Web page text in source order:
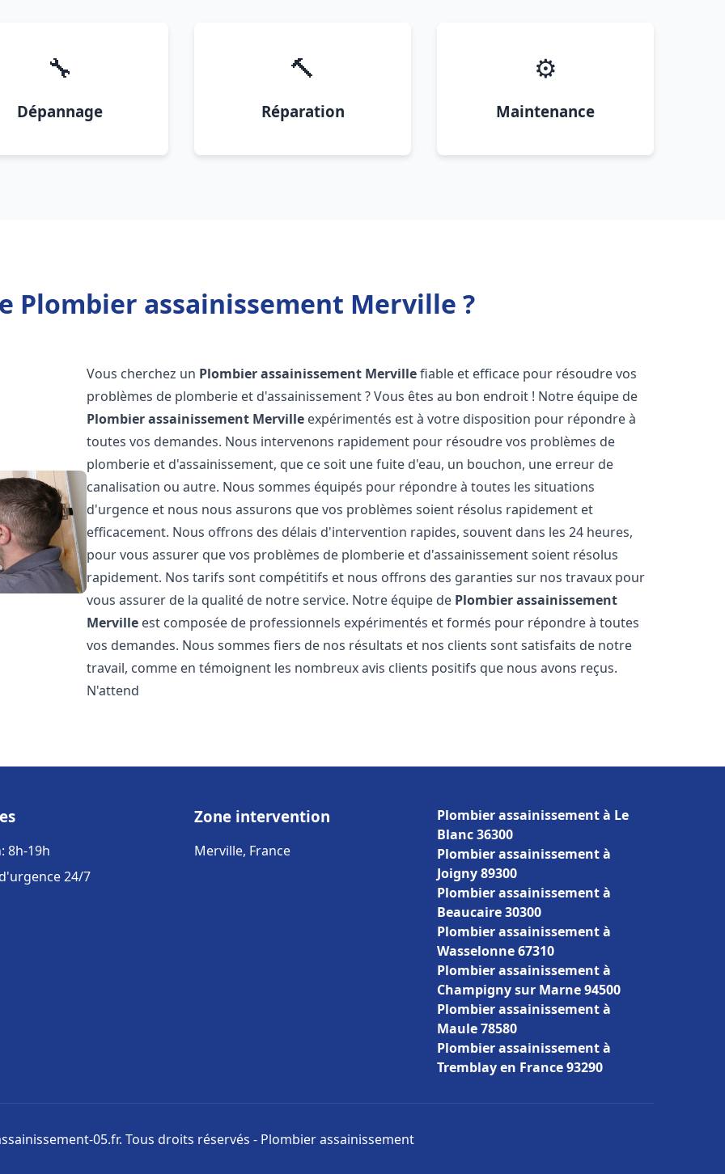
🔧
Dépannage
🔨
Réparation
⚙️
Maintenance
Plombier assainissement Merville ?
Vous cherchez un Plombier assainissement Mervillefiable et efficace pour résoudre vos
problèmes de plomberie et d'assainissement ? Vous êtes au bon endroit ! Notre équipe de
Plombier assainissement Merville expérimentés est à votre disposition pour répondre à
toutes vos demandes. Nous intervenons rapidement pour résoudre vos problèmes de
plomberie et d'assainissement, que ce soit une fuite d'eau, un bouchon, une erreur de
canalisation ou autre. Nous sommes équipés pour répondre à toutes les situations
d'urgence et nous nous assurons que vos problèmes soient résolus rapidement et
efficacement. Nous offrons des délais d'intervention rapides, souvent dans les 24 heures,
pour vous assurer que vos problèmes de plomberie et d'assainissement soient résolus
rapidement. Nos tarifs sont compétitifs et nous offrons des garanties sur nos travaux pour
vous assurer de la qualité de notre service. Notre équipe de Plombier assainissement
Merville est composée de professionnels expérimentés et formés pour répondre à toutes
vos demandes. Nous sommes fiers de nos résultats et nos clients sont satisfaits de notre
travail, comme en témoignent les nombreux avis clients positifs que nous avons reçus.
N'attend
8h-19h
24/7
Zone intervention
Merville, France
Plombier assainissement à Le
Blanc 36300
Plombier assainissement à
Joigny 89300
Plombier assainissement à
Beaucaire 30300
Plombier assainissement à
Wasselonne 67310
Plombier assainissement à
Champigny sur Marne 94500
Plombier assainissement à
Maule 78580
Plombier assainissement à
Tremblay en France 93290
05.fr. Tous droits réservés - Plombier assainissement